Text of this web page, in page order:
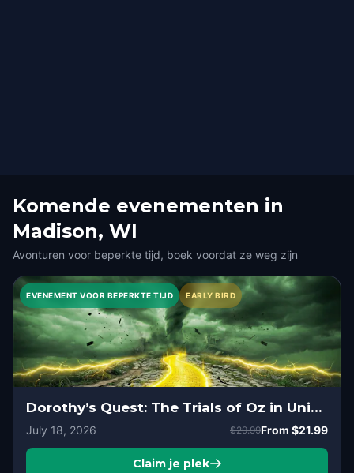
Komende evenementen in
Madison, WI
Avonturen voor beperkte tijd, boek voordat ze weg zijn
EVENEMENT VOOR BEPERKTE TIJD EARLY BIRD
Dorothy’s Quest: The Trials of Oz in University of Wisconsin–Madison, Madison, WI
July 18, 2026 $29.99From $21.99
Claim je plek